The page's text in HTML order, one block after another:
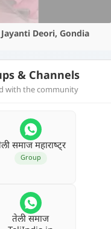
Deori, Gondia
& Channels
with the community
समाज महाराष्‍ट्र
Group
तेली समाज